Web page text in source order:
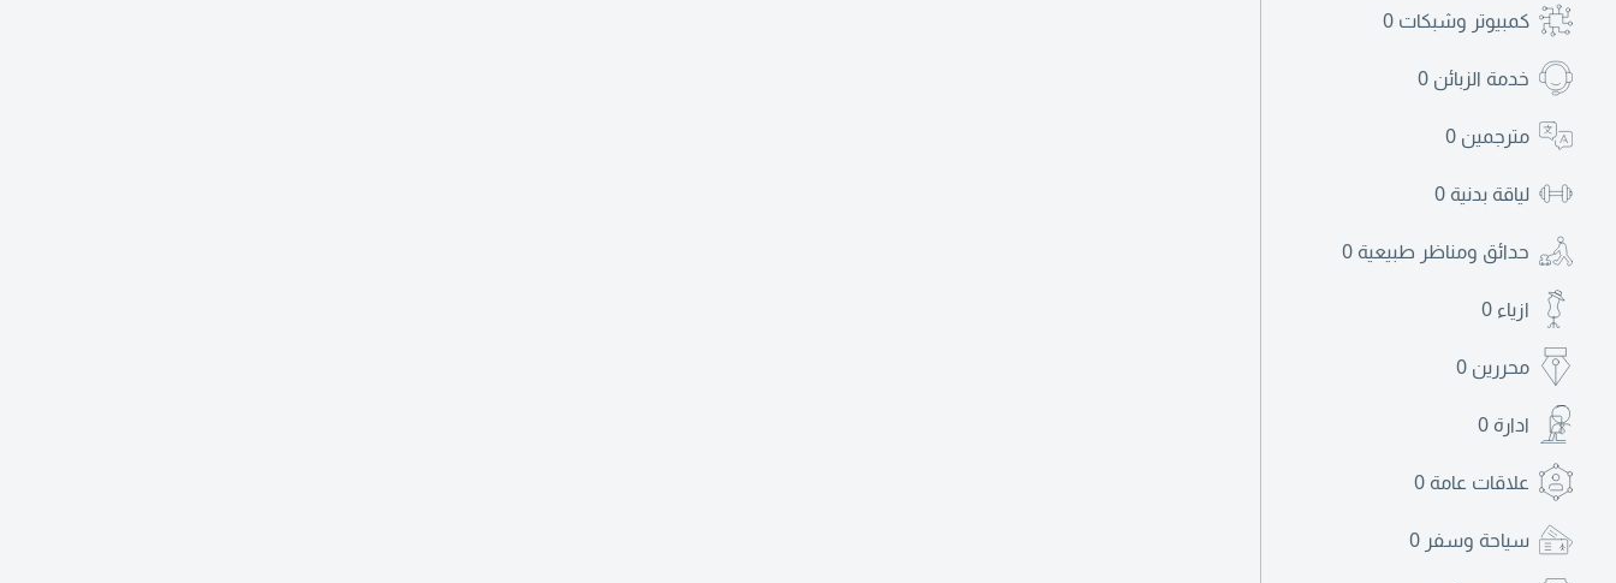
كمبيوتر وشبكات 0
خدمة الزبائن 0
مترجمين 0
لياقة بدنية 0
حدائق ومناظر طبيعية 0
ازياء 0
محررين 0
ادارة 0
علاقات عامة 0
سياحة وسفر 0